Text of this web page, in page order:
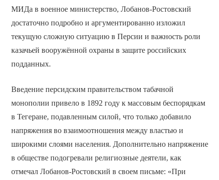
МИДа в военное министерство, Лобанов-Ростовский
достаточно подробно и аргументированно изложил
текущую сложную ситуацию в Персии и важность роли
казачьей вооружённой охраны в защите российских
подданных.
Введение персидским правительством табачной
монополии привело в 1892 году к массовым беспорядкам
в Тегеране, подавленным силой, что только добавило
напряжения во взаимоотношения между властью и
широкими слоями населения. Дополнительно напряжение
в обществе подогревали религиозные деятели, как
отмечал Лобанов-Ростовский в своем письме: «При